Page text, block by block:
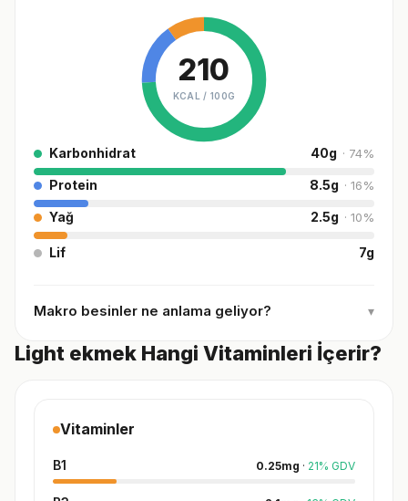
210
KCAL / 100G
Karbonhidrat 40g · 74%
Protein 8.5g · 16%
Yağ 2.5g · 10%
Lif 7g
Makro besinler ne anlama geliyor? ▾
Light ekmek Hangi Vitaminleri İçerir?
Vitaminler
B1 0.25mg · 21% GDV